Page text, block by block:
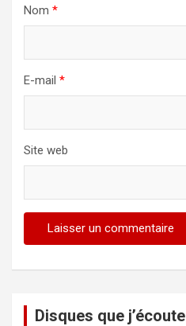
Nom *
E-mail *
Site web
Disques que j’écoute